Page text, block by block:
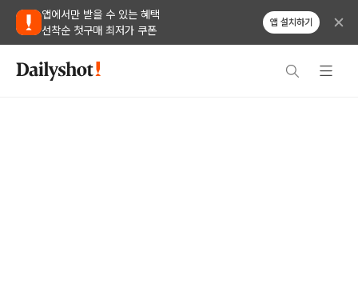
앱에서만 받을 수 있는 혜택
선착순 첫구매 최저가 쿠폰
앱 설치하기